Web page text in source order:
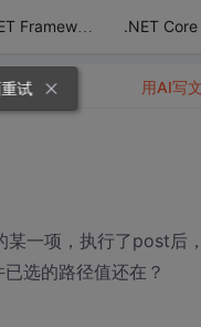
.NET Framework .NET Core
一项，执行了post后，
选的路径值还在？
用AI写
试